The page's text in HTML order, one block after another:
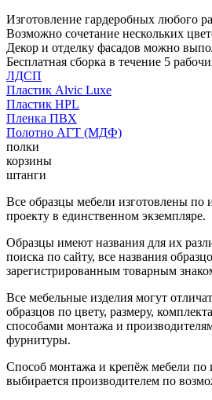
Изготовление гардеробных любого
Возможно сочетание нескольких
Декор и отделку фасадов можно
Бесплатная сборка в течение 5
ЛДСП
Пластик Alvic Luxe
Пластик HPL
Пленка ПВХ
Полотно АГТ (МДФ)
полки
корзины
штанги
Все образцы мебели изготовлены по
проекту в единственном экземпляре.
Образцы имеют названия для их
поиска по сайту, все названия
зарегистрированным товарным
Все мебельные изделия могут
образцов по цвету, размеру,
способами монтажа и
фурнитуры.
Способ монтажа и крепёж мебели по
выбирается производителем по